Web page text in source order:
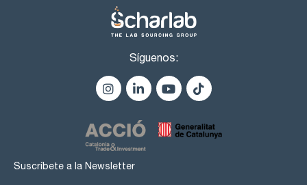
Síguenos:
Suscríbete a la Newsletter